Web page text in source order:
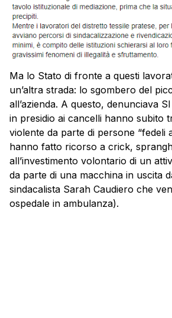
Ma lo Stato di fronte a questi
un’altra strada: lo sgombero del
all’azienda. A questo, denunciava
in presidio ai cancelli hanno subito
violente da parte di persone “fedeli
hanno fatto ricorso a crick,
all’investimento volontario di un
da parte di una macchina in uscita
sindacalista Sarah Caudiero che
ospedale in ambulanza).